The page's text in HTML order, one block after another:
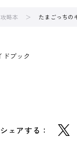
略本 たまごっちの
シェアする：